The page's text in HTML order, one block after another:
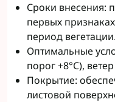
Сроки внесения:
первых
период вегетации.
Оптимальные
порог +8°C),
Покрытие:
листовой